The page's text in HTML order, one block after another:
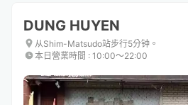
DUNG HUYEN
从Shim-Matsudo站步行5分钟。
本日營業時間 : 10:00〜22:00